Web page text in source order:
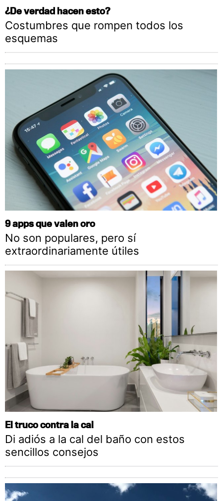
¿De verdad hacen esto?
Costumbres que rompen todos los
esquemas
9 apps que valen oro
No son populares, pero sí
extraordinariamente útiles
El truco contra la cal
Di adiós a la cal del baño con estos
sencillos consejos